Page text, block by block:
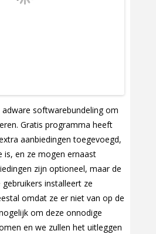
softwarebundeling om
Gratis programma heeft
aanbiedingen toegevoegd,
is, en ze mogen ernaast
zijn optioneel, maar de
installeert ze
omdat ze er niet van op de
om deze onnodige
en we zullen het uitleggen